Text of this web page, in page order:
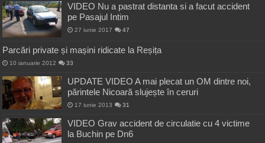
VIDEO Nu a pastrat distanta si a facut accident
pe Pasajul Intim
27 iunie 2017 47
Parcări private și mașini ridicate la Reșița
10 ianuarie 2012 33
UPDATE VIDEO A mai plecat un OM dintre noi,
părintele Nicoară slujește în ceruri
17 iunie 2013 31
VIDEO Grav accident de circulatie cu 4 victime
la Buchin pe Dn6